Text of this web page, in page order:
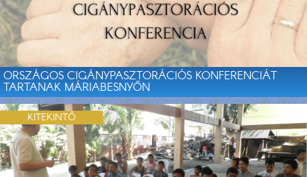
ORSZÁGOS CIGÁNYPASZTORÁCIÓS KONFERENCIÁT
TARTANAK MÁRIABESNYŐN
KITEKINTŐ